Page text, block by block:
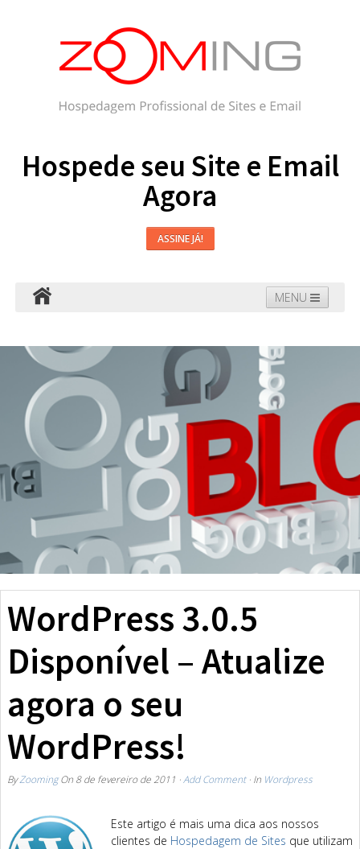
Hospede seu Site e Email
Agora
ASSINE JÁ!
MENU
Domínios Blog Suporte
WordPress 3.0.5
Disponível – Atualize
agora o seu
WordPress!
ByZoomingOn 8 de fevereiro de 2011 · Add Comment· In Wordpress
Este artigo é mais uma dica aos nossos
clientes de Hospedagem de Sites que utilizam